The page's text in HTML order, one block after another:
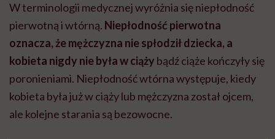
W terminologii medycznej wyróżnia się niepłodność
pierwotną i wtórną. Niepłodność pierwotna
oznacza, że mężczyzna nie spłodził dziecka, a
kobieta nigdy nie była w ciąży bądź ciąże kończyły się
poronieniami. Niepłodność wtórna występuje, kiedy
kobieta była już w ciąży lub mężczyzna został ojcem,
ale kolejne starania są bezowocne.